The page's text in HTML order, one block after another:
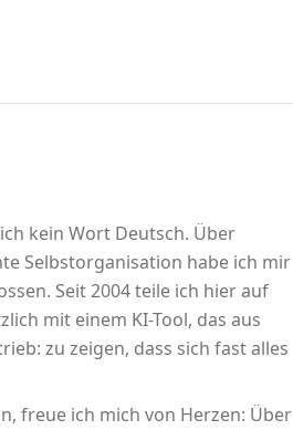
kein Wort Deutsch. Über
Selbstorganisation habe ich mir
Seit 2004 teile ich hier auf
mit einem KI-Tool, das aus
zu zeigen, dass sich fast alles
freue ich mich von Herzen: Über